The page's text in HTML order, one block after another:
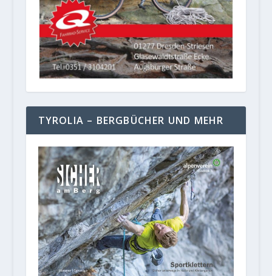
TYROLIA – BERGBÜCHER UND MEHR